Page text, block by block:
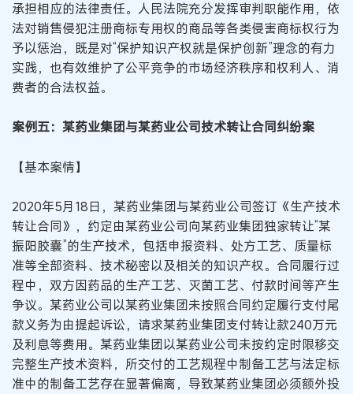
承担相应的法律责任。人民法院充分发挥审判职能作用，依
法对销售侵犯注册商标专用权的商品等各类侵害商标权行为
予以惩治，既是对“保护知识产权就是保护创新”理念的有力
实践，也有效维护了公平竞争的市场经济秩序和权利人、消
费者的合法权益。
案例五：某药业集团与某药业公司技术转让合同纠纷案
【基本案情】
2020年5月18日，某药业集团与某药业公司签订《生产技术
转让合同》，约定由某药业公司向某药业集团独家转让“某
振阳胶囊”的生产技术，包括申报资料、处方工艺、质量标
准等全部资料、技术秘密以及相关的知识产权。合同履行过
程中，双方因药品的生产工艺、灭菌工艺、付款时间等产生
争议。某药业公司以某药业集团未按照合同约定履行支付尾
款义务为由提起诉讼，请求某药业集团支付转让款240万元
及利息等费用。某药业集团以某药业公司未按约定时限移交
完整生产技术资料，所交付的工艺规程中制备工艺与法定标
准中的制备工艺存在显著偏离，导致某药业集团必须额外投